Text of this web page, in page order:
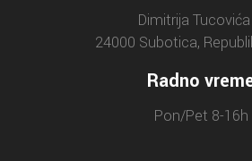
Dimitrija Tucovića
24000 Subotica,
Radno
Pon/Pet 8-16h